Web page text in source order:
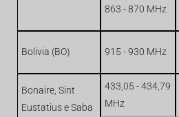
863 - 870 MHz
Bolivia (BO) 915 - 930 MHz
Bonaire, Sint
Eustatius e Saba
433,05 - 434,79
MHz